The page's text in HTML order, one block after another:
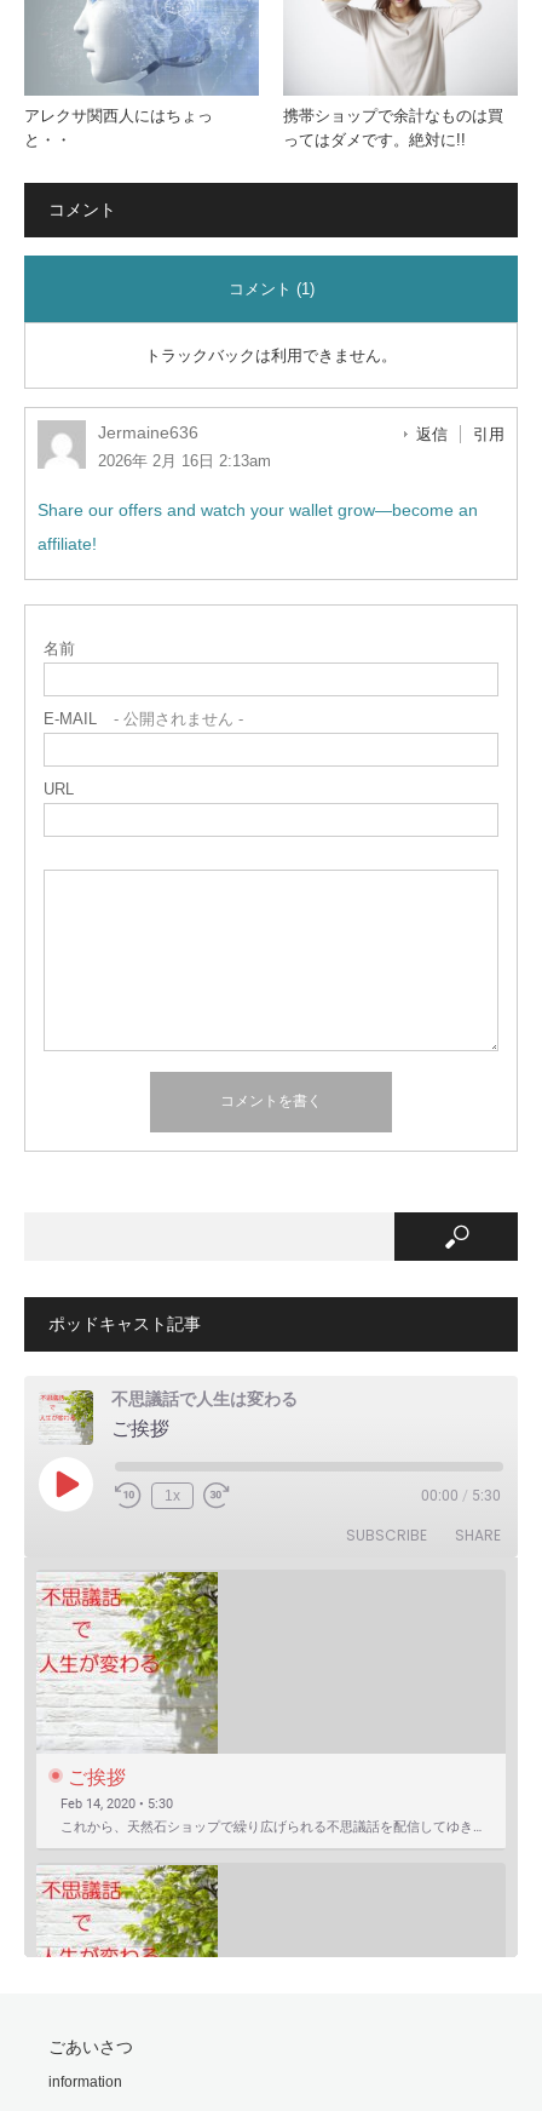
アレクサ関西人にはちょっ
と・・
携帯ショップで余計なものは買
ってはダメです。絶対に!!
コメント
コメント (1)
トラックバックは利用できません。
Jermaine636
2026年 2月 16日 2:13am
返信 引用
Share our offers and watch your wallet grow—become an
affiliate!
名前
E-MAIL - 公開されません -
URL
ポッドキャスト記事
不思議話で人生は変わる
ご挨拶
Play
Episode
1x 00:00 / 5:30
SUBSCRIBE SHARE
RSS FEED
SHARE
ご挨拶
Feb 14, 2020 • 5:30
これから、天然石ショップで繰り広げられる不思議話を配信してゆきます。 まずは自己紹介を含めたご挨拶か…
モリオンは明智小五郎
ごあいさつ
information